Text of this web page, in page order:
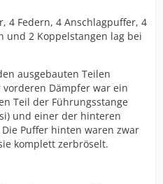
4 Federn, 4 Anschlagpuffer, 4
und 2 Koppelstangen lag bei
ausgebauten Teilen
Dämpfer war ein
Teil der Führungsstange
und einer der hinteren
Puffer hinten waren zwar
komplett zerbröselt.